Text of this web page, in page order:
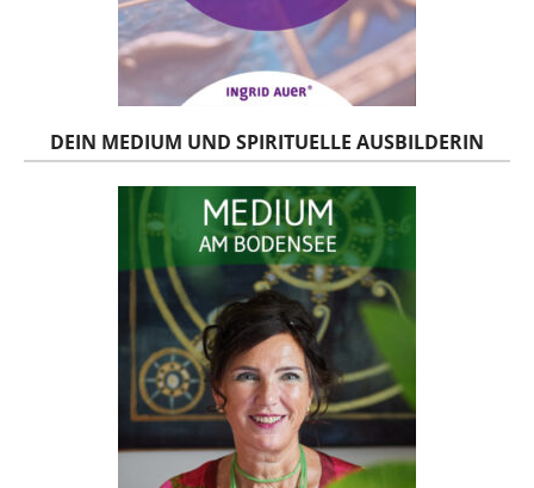
DEIN MEDIUM UND SPIRITUELLE AUSBILDERIN